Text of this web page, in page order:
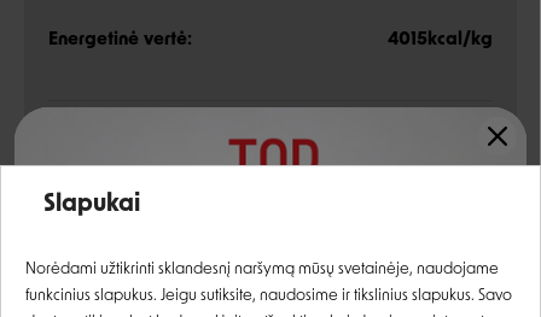
Energetinė vertė: 4015kcal/kg
Analitinės sudedamosios dalys
žali baltymai
žalia ląsteliena 3%
Slapukai
Norėdami užtikrinti sklandesnį naršymą mūsų svetainėje, naudojame
funkcinius slapukus. Jeigu sutiksite, naudosime ir tikslinius slapukus. Savo